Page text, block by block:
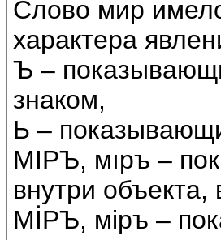
Слово мир
характера
Ъ –
знаком,
Ь –
МIРЪ, мıръ –
внутри
МİРЪ, мiръ –